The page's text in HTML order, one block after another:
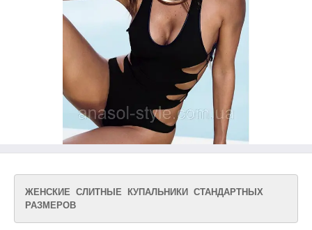
ЖЕНСКИЕ СЛИТНЫЕ КУПАЛЬНИКИ СТАНДАРТНЫХ
РАЗМЕРОВ